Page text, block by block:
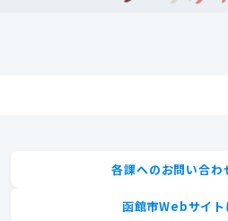
各課へのお問い合わ
函館市Webサイ